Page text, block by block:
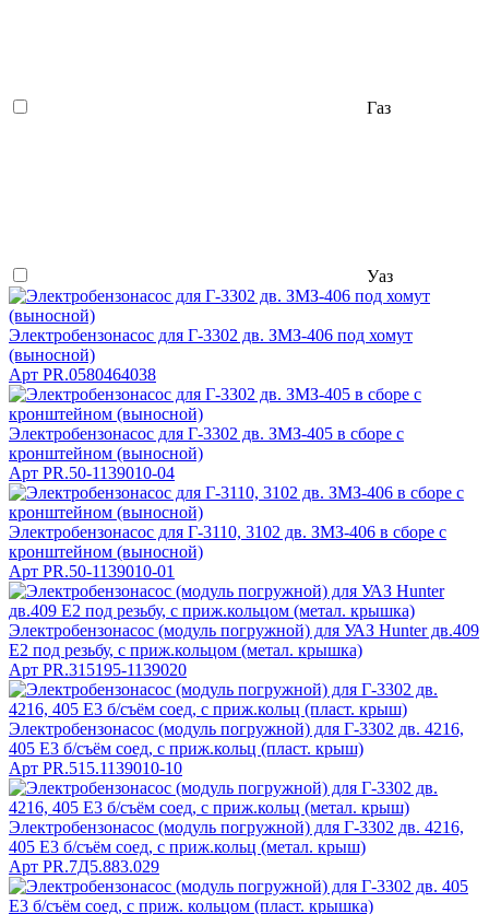
Газ
Уаз
Электробензонасос для Г-3302 дв. ЗМЗ-406 под хомут
(выносной)
Арт PR.0580464038
Электробензонасос для Г-3302 дв. ЗМЗ-405 в сборе с
кронштейном (выносной)
Арт PR.50-1139010-04
Электробензонасос для Г-3110, 3102 дв. ЗМЗ-406 в сборе с
кронштейном (выносной)
Арт PR.50-1139010-01
Электробензонасос (модуль погружной) для УАЗ Hunter дв.409
Е2 под резьбу, с приж.кольцом (метал. крышка)
Арт PR.315195-1139020
Электробензонасос (модуль погружной) для Г-3302 дв. 4216,
405 Е3 б/съём соед, с приж.кольц (пласт. крыш)
Арт PR.515.1139010-10
Электробензонасос (модуль погружной) для Г-3302 дв. 4216,
405 Е3 б/съём соед, с приж.кольц (метал. крыш)
Арт PR.7Д5.883.029